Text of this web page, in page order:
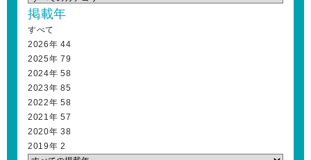
掲載年
すべて
2026年 44
2025年 79
2024年 58
2023年 85
2022年 58
2021年 57
2020年 38
2019年 2